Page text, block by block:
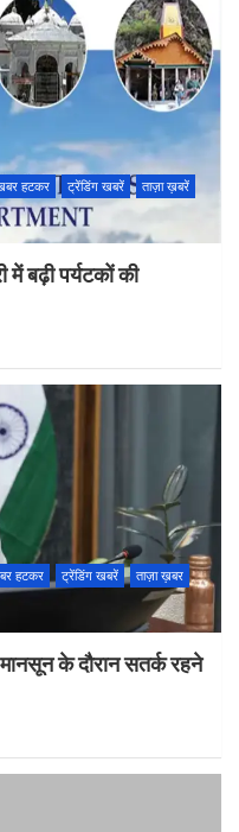
हटकर ट्रेंडिंग खबरें
ताज़ा ख़बरें
बढ़ी पर्यटकों की
हटकर ट्रेंडिंग खबरें
ताज़ा ख़बर
मानसून के दौरान सतर्क रहने